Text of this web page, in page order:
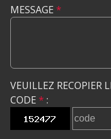
MESSAGE *
VEUILLEZ RECOPIER
CODE * :